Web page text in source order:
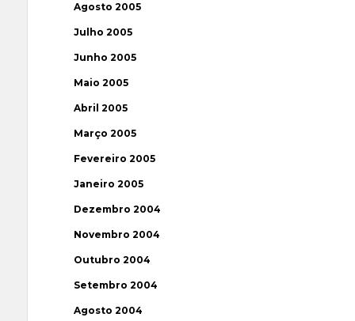
Agosto 2005
Julho 2005
Junho 2005
Maio 2005
Abril 2005
Março 2005
Fevereiro 2005
Janeiro 2005
Dezembro 2004
Novembro 2004
Outubro 2004
Setembro 2004
Agosto 2004